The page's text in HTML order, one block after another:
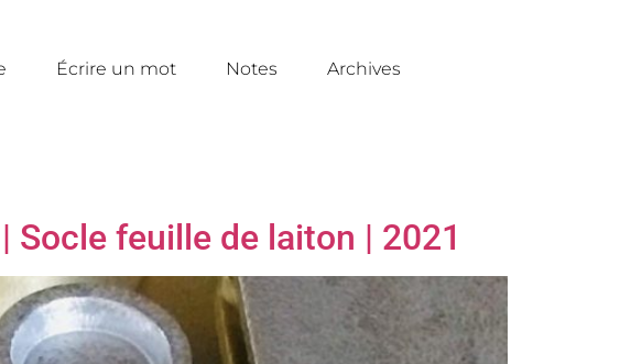
Écrire un mot Notes Archives
feuille de laiton | 2021